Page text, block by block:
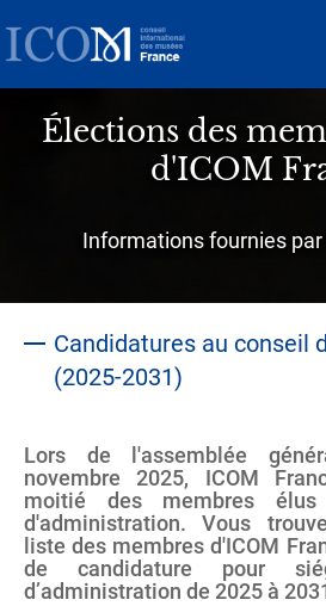
au
contenu
principal
Élections des
d'ICOM
Informations fournies
Candidatures au conseil
(2025-2031)
Lors de l'assemblée
novembre 2025, ICOM
moitié des membres
d'administration. Vous
liste des membres d'ICOM
de candidature pour
d’administration de 2025 à